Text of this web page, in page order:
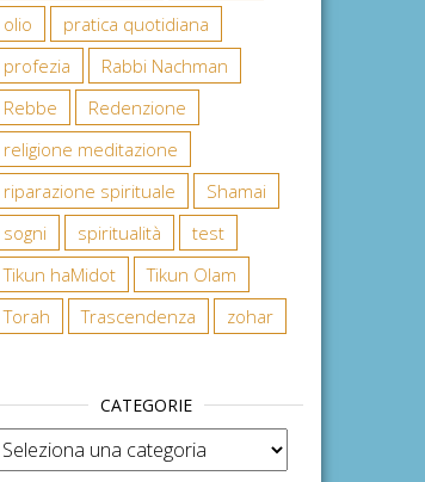
olio
pratica quotidiana
profezia
Rabbi Nachman
Rebbe
Redenzione
religione meditazione
riparazione spirituale
Shamai
sogni
spiritualità
test
Tikun haMidot
Tikun Olam
Torah
Trascendenza zohar
CATEGORIE
Categorie